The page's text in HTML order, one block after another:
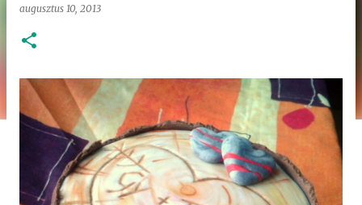
augusztus 10, 2013